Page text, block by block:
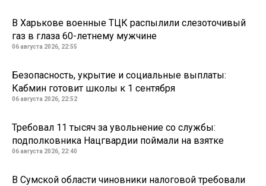
В Харькове военные ТЦК распылили слезоточивый
газ в глаза 60-летнему мужчине
06 августа 2026, 22:55
Безопасность, укрытие и социальные выплаты:
Кабмин готовит школы к 1 сентября
06 августа 2026, 22:52
Требовал 11 тысяч за увольнение со службы:
подполковника Нацгвардии поймали на взятке
06 августа 2026, 22:40
В Сумской области чиновники налоговой требовали